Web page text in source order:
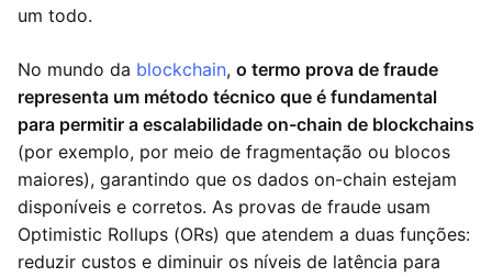
um todo.
No mundo da blockchain, o termo prova de fraude
representa um método técnico que é fundamental
para permitir a escalabilidade on-chain de blockchains
(por exemplo, por meio de fragmentação ou blocos
maiores), garantindo que os dados on-chain estejam
disponíveis e corretos. As provas de fraude usam
Optimistic Rollups (ORs) que atendem a duas funções:
reduzir custos e diminuir os níveis de latência para